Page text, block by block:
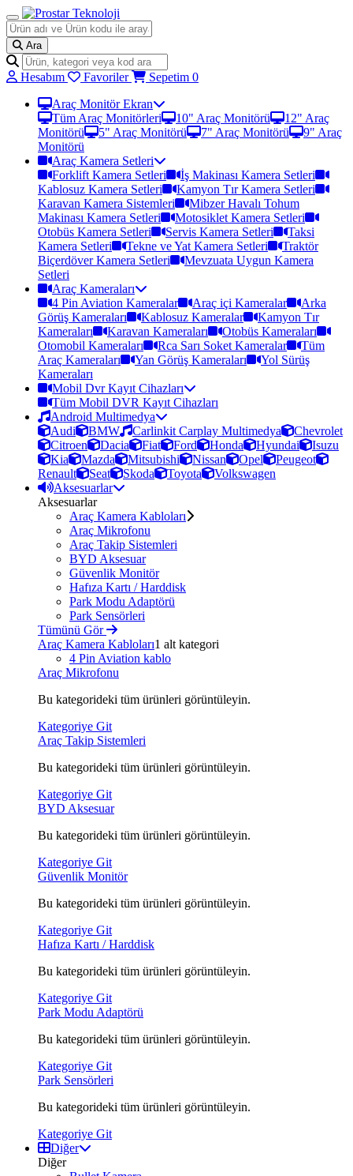
Ara
Hesabım Favoriler Sepetim 0
Araç Monitör Ekran
Tüm Araç Monitörleri
10" Araç Monitörü
12" Araç
Monitörü
5" Araç Monitörü 7" Araç Monitörü
9" Araç
Monitörü
Araç Kamera Setleri
Forklift Kamera Setleri
İş Makinası Kamera Setleri
Kablosuz Kamera Setleri
Kamyon Tır Kamera Setleri
Karavan Kamera Sistemleri
Mibzer Havalı Tohum
Makinası Kamera Setleri
Motosiklet Kamera Setleri
Otobüs Kamera Setleri
Servis Kamera Setleri
Taksi
Kamera Setleri
Tekne ve Yat Kamera Setleri
Traktör
Biçerdöver Kamera Setleri
Mevzuata Uygun Kamera
Setleri
Araç Kameraları
4 Pin Aviation Kameralar
Araç içi Kameralar
Arka
Görüş Kameraları
Kablosuz Kameralar
Kamyon Tır
Kameraları
Karavan Kameraları
Otobüs Kameraları
Otomobil Kameraları
Rca Sarı Soket Kameralar
Tüm
Araç Kameraları
Yan Görüş Kameraları
Yol Sürüş
Kameraları
Mobil Dvr Kayıt Cihazları
Tüm Mobil DVR Kayıt Cihazları
Android Multimedya
Audi
BMW Carlinkit Carplay Multimedya
Chevrolet
Citroen
Dacia Fiat Ford Honda Hyundai
Isuzu
Kia
Mazda Mitsubishi Nissan Opel
Peugeot
Renault
Seat Skoda Toyota
Volkswagen
Aksesuarlar
Aksesuarlar
Araç Kamera Kabloları
Araç Mikrofonu
Araç Takip Sistemleri
BYD Aksesuar
Güvenlik Monitör
Hafıza Kartı / Harddisk
Park Modu Adaptörü
Park Sensörleri
Tümünü Gör
Araç Kamera Kabloları1 alt kategori
4 Pin Aviation kablo
Araç Mikrofonu
Bu kategorideki tüm ürünleri görüntüleyin.
Kategoriye Git
Araç Takip Sistemleri
Bu kategorideki tüm ürünleri görüntüleyin.
Kategoriye Git
BYD Aksesuar
Bu kategorideki tüm ürünleri görüntüleyin.
Kategoriye Git
Güvenlik Monitör
Bu kategorideki tüm ürünleri görüntüleyin.
Kategoriye Git
Hafıza Kartı / Harddisk
Bu kategorideki tüm ürünleri görüntüleyin.
Kategoriye Git
Park Modu Adaptörü
Bu kategorideki tüm ürünleri görüntüleyin.
Kategoriye Git
Park Sensörleri
Bu kategorideki tüm ürünleri görüntüleyin.
Kategoriye Git
Diğer
Diğer